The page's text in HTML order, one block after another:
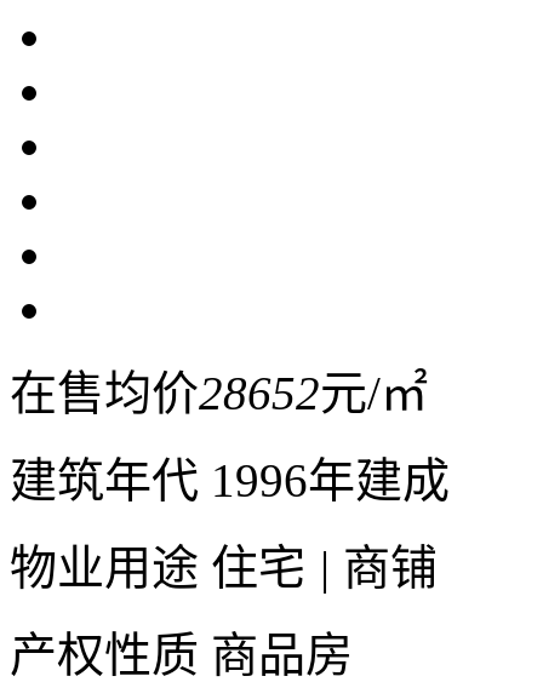
在售均价28652元/㎡
建筑年代 1996年建成
物业用途 住宅 | 商铺
产权性质 商品房